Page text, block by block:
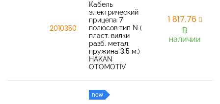
2010350
Кабель
электрический
прицепа 7
полюсов тип N (
пласт. вилки
разб. метал.
пружина 3.5 м.)
HAKAN
OTOMOTIV
1 817,76
В
наличии
new